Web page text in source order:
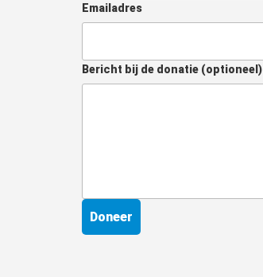
Emailadres
Bericht bij de donatie (optioneel)
Doneer